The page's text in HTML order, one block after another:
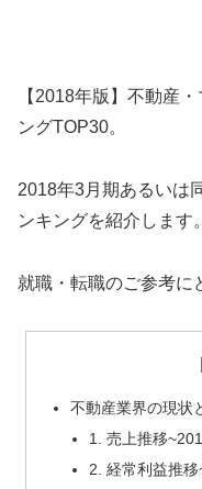
【2018年版】不動産
ングTOP30。
2018年3月期あるいは
ンキングを紹介します。
就職・転職のご参考に
不動産業界の現状
1. 売上推移
2. 経常利益推